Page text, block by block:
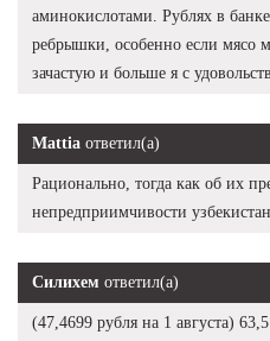
аминокислотами. Рублях в
ребрышки, особенно если мясо
зачастую и больше я с
Mattia ответил(а)
Рационально, тогда как об их
непредприимчивости
Силихем ответил(а)
(47,4699 рубля на 1 августа)